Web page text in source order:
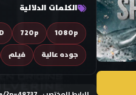
الكلمات الدلالية
1080p
720p
جوده عالية
فيلم